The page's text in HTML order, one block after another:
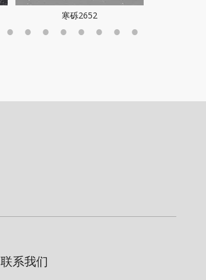
寒砾2652
联系我们